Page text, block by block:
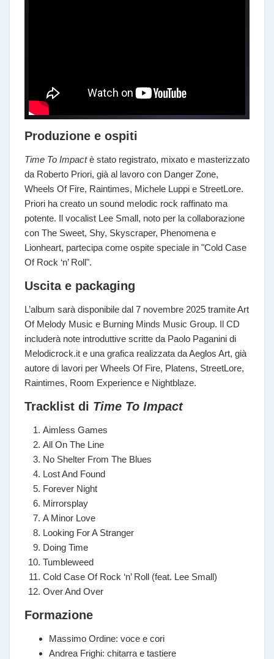
Produzione e ospiti
Time To Impactè stato registrato, mixato e masterizzato
da Roberto Priori, già al lavoro con Danger Zone,
Wheels Of Fire, Raintimes, Michele Luppi e StreetLore.
Priori ha creato un sound melodic rock raffinato ma
potente. Il vocalist Lee Small, noto per la collaborazione
con The Sweet, Shy, Skyscraper, Phenomena e
Lionheart, partecipa come ospite speciale in "Cold Case
Of Rock ‘n’ Roll".
Uscita e packaging
L’album sarà disponibile dal 7 novembre 2025 tramite Art
Of Melody Music e Burning Minds Music Group. Il CD
includerà note introduttive scritte da Paolo Paganini di
Melodicrock.it e una grafica realizzata da Aeglos Art, già
autore di lavori per Wheels Of Fire, Platens, StreetLore,
Raintimes, Room Experience e Nightblaze.
Tracklist di Time To Impact
Aimless Games
All On The Line
No Shelter From The Blues
Lost And Found
Forever Night
Mirrorsplay
A Minor Love
Looking For A Stranger
Doing Time
Tumbleweed
Cold Case Of Rock ‘n’ Roll (feat. Lee Small)
Over And Over
Formazione
Massimo Ordine: voce e cori
Andrea Frighi: chitarra e tastiere